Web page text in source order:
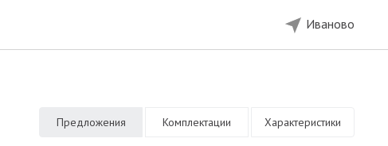
Иваново
Предложения Комплектации Характеристики